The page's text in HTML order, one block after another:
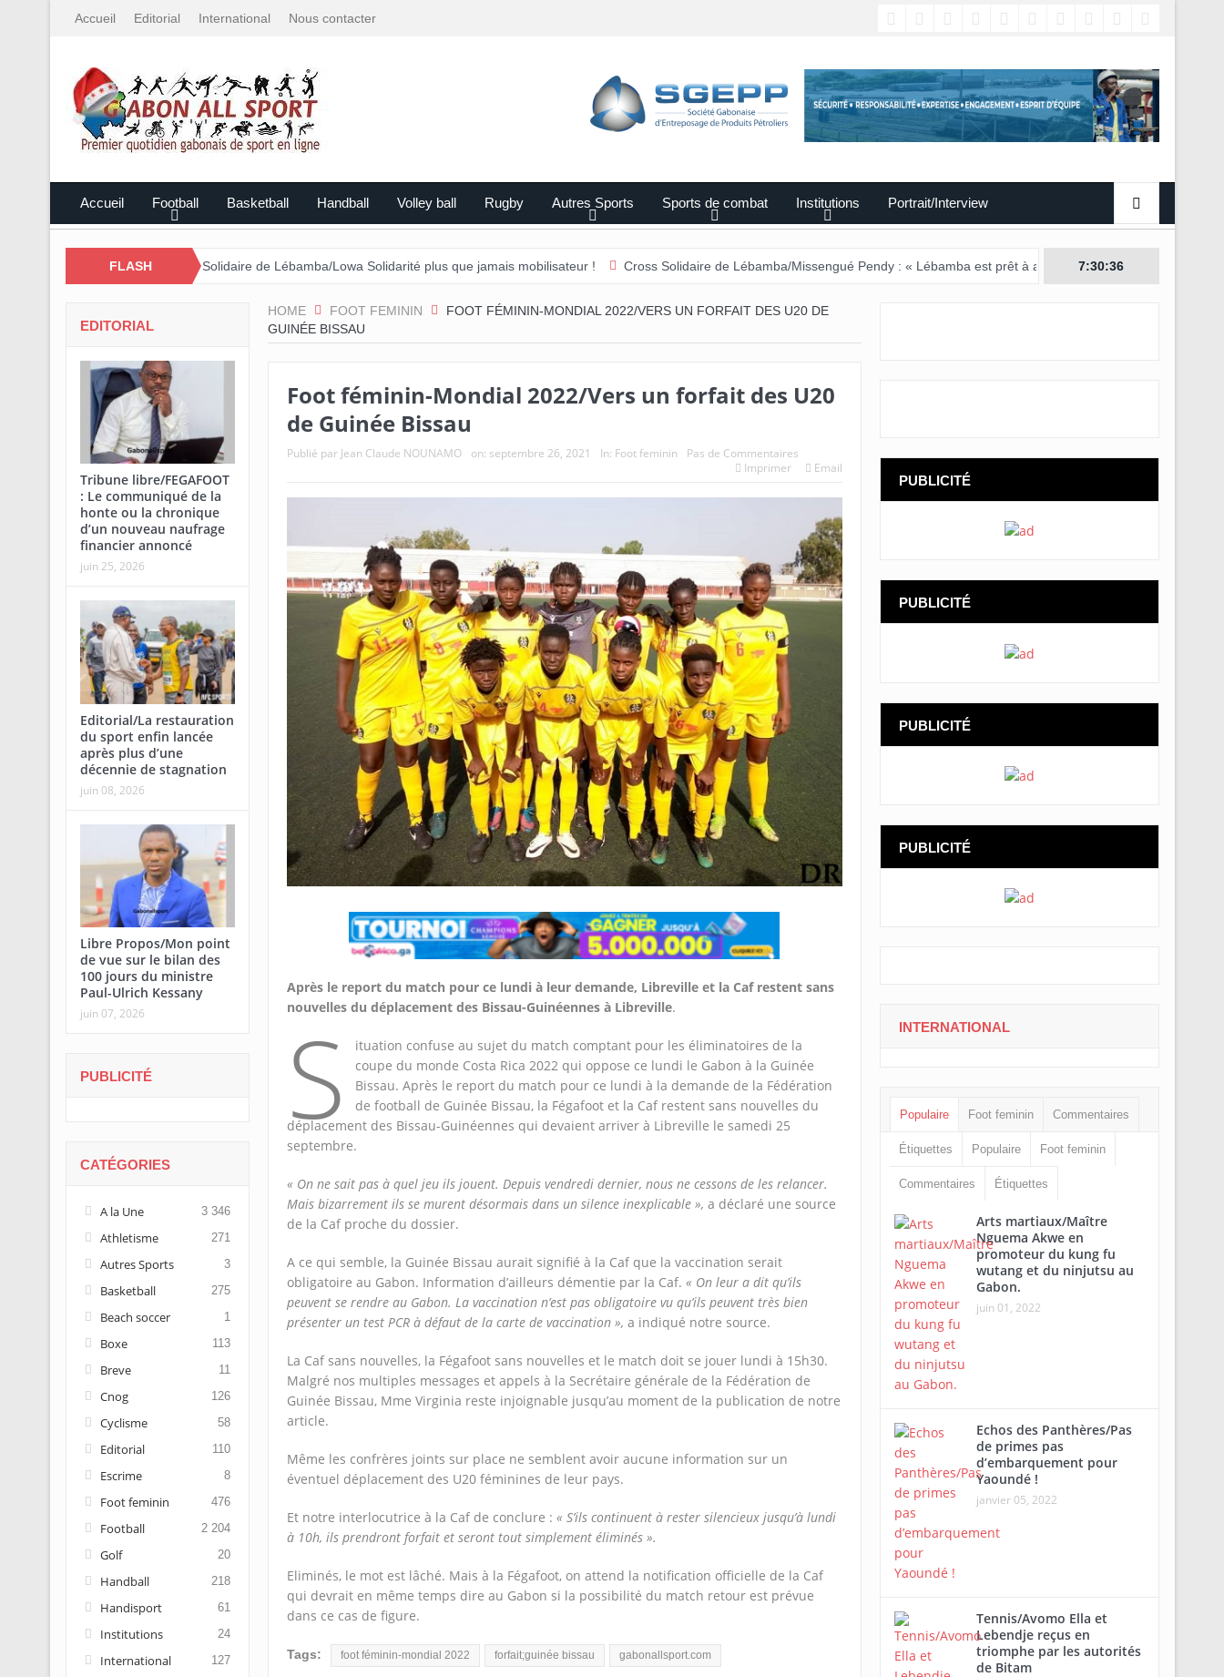
Accueil Editorial International Nous contacter
Accueil Football Basketball Handball Volley ball Rugby Autres Sports Sports de combat Institutions Portrait/Interview
FLASH
Cross Solidaire de Lébamba/Lowa Solidarité plus que jamais mobilisateur ! Cross Solidaire de Lébamba/Missengué Pendy : « Lébamba est prêt à accueillir ce grand événement »
7:30:38
HOME FOOT FEMININ
FOOT FÉMININ-MONDIAL 2022/VERS UN FORFAIT DES U20 DE
GUINÉE BISSAU
Foot féminin-Mondial 2022/Vers un forfait des U20
de Guinée Bissau
Publié par Jean Claude NOUNAMO on: septembre 26, 2021 In: Foot feminin
Pas de Commentaires
Imprimer
Email
Après le report du match pour ce lundi à leur demande, Libreville et la Caf restent sans
nouvelles du déplacement des Bissau-Guinéennes à Libreville.
S
ituation confuse au sujet du match comptant pour les éliminatoires de la
coupe du monde Costa Rica 2022 qui oppose ce lundi le Gabon à la Guinée
Bissau. Après le report du match pour ce lundi à la demande de la Fédération
de football de Guinée Bissau, la Fégafoot et la Caf restent sans nouvelles du
déplacement des Bissau-Guinéennes qui devaient arriver à Libreville le samedi 25
septembre.
« On ne sait pas à quel jeu ils jouent. Depuis vendredi dernier, nous ne cessons de les relancer.
Mais bizarrement ils se murent désormais dans un silence inexplicable », a déclaré une source
de la Caf proche du dossier.
A ce qui semble, la Guinée Bissau aurait signifié à la Caf que la vaccination serait
obligatoire au Gabon. Information d’ailleurs démentie par la Caf. « On leur a dit qu’ils
peuvent se rendre au Gabon. La vaccination n’est pas obligatoire vu qu’ils peuvent très bien
présenter un test PCR à défaut de la carte de vaccination », a indiqué notre source.
La Caf sans nouvelles, la Fégafoot sans nouvelles et le match doit se jouer lundi à 15h30.
Malgré nos multiples messages et appels à la Secrétaire générale de la Fédération de
Guinée Bissau, Mme Virginia reste injoignable jusqu’au moment de la publication de notre
article.
Même les confrères joints sur place ne semblent avoir aucune information sur un
éventuel déplacement des U20 féminines de leur pays.
Et notre interlocutrice à la Caf de conclure : « S’ils continuent à rester silencieux jusqu’à lundi
à 10h, ils prendront forfait et seront tout simplement éliminés ».
Eliminés, le mot est lâché. Mais à la Fégafoot, on attend la notification officielle de la Caf
qui devrait en même temps dire au Gabon si la possibilité du match retour est prévue
dans ce cas de figure.
Tags: foot féminin-mondial 2022 forfait;guinée bissau gabonallsport.com
EDITORIAL
Tribune libre/FEGAFOOT
: Le communiqué de la
honte ou la chronique
d’un nouveau naufrage
financier annoncé
juin 25, 2026
Editorial/La restauration
du sport enfin lancée
après plus d’une
décennie de stagnation
juin 08, 2026
Libre Propos/Mon point
de vue sur le bilan des
100 jours du ministre
Paul-Ulrich Kessany
juin 07, 2026
PUBLICITÉ
CATÉGORIES
A la Une 3 346
Athletisme 271
Autres Sports 3
Basketball 275
Beach soccer 1
Boxe 113
Breve 11
Cnog 126
Cyclisme 58
Editorial 110
Escrime 8
Foot feminin 476
Football 2 204
Golf 20
Handball 218
Handisport 61
Institutions 24
International 127
PUBLICITÉ
PUBLICITÉ
PUBLICITÉ
PUBLICITÉ
INTERNATIONAL
Populaire Foot feminin Commentaires
Étiquettes Populaire Foot feminin
Commentaires Étiquettes
Arts martiaux/Maître
Nguema Akwe en
promoteur du kung fu
wutang et du ninjutsu au
Gabon.
juin 01, 2022
Echos des Panthères/Pas
de primes pas
d’embarquement pour
Yaoundé !
janvier 05, 2022
Tennis/Avomo Ella et
Lebendje reçus en
triomphe par les autorités
de Bitam